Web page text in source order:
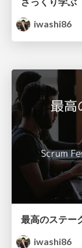
iwashi86
iwashi86